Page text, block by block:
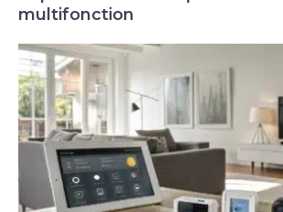
multifonction